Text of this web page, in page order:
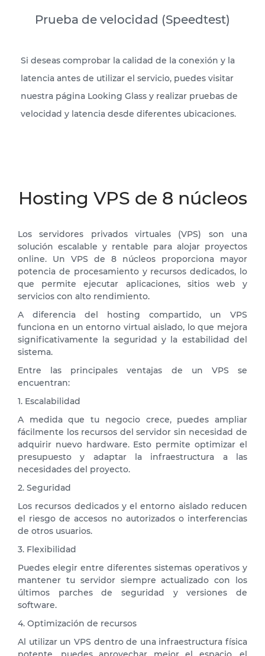
Prueba de velocidad (Speedtest)
Si deseas comprobar la calidad de la conexión y la
latencia antes de utilizar el servicio, puedes visitar
nuestra página Looking Glass y realizar pruebas de
velocidad y latencia desde diferentes ubicaciones.
Hosting VPS de 8 núcleos
Los servidores privados virtuales (VPS) son una
solución escalable y rentable para alojar proyectos
online. Un VPS de 8 núcleos proporciona mayor
potencia de procesamiento y recursos dedicados, lo
que permite ejecutar aplicaciones, sitios web y
servicios con alto rendimiento.
A diferencia del hosting compartido, un VPS
funciona en un entorno virtual aislado, lo que mejora
significativamente la seguridad y la estabilidad del
sistema.
Entre las principales ventajas de un VPS se
encuentran:
1. Escalabilidad
A medida que tu negocio crece, puedes ampliar
fácilmente los recursos del servidor sin necesidad de
adquirir nuevo hardware. Esto permite optimizar el
presupuesto y adaptar la infraestructura a las
necesidades del proyecto.
2. Seguridad
Los recursos dedicados y el entorno aislado reducen
el riesgo de accesos no autorizados o interferencias
de otros usuarios.
3. Flexibilidad
Puedes elegir entre diferentes sistemas operativos y
mantener tu servidor siempre actualizado con los
últimos parches de seguridad y versiones de
software.
4. Optimización de recursos
Al utilizar un VPS dentro de una infraestructura física